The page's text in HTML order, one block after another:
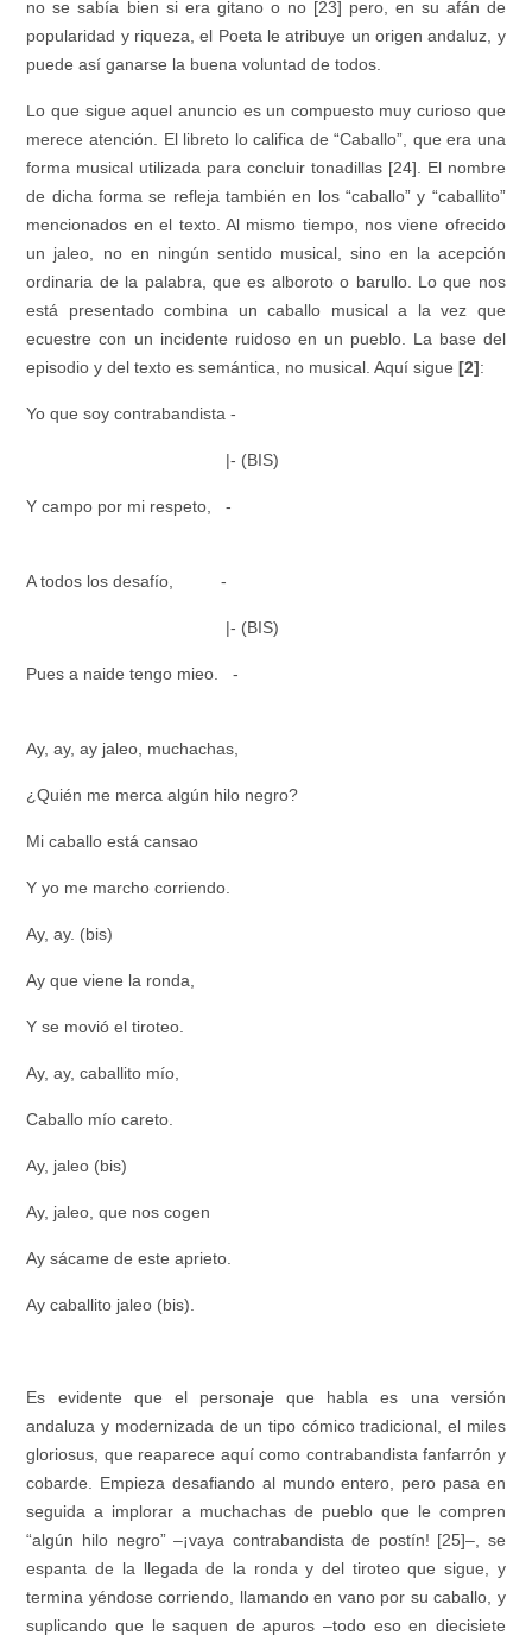
no se sabía bien si era gitano o no [23] pero, en su afán de
popularidad y riqueza, el Poeta le atribuye un origen andaluz, y
puede así ganarse la buena voluntad de todos.
Lo que sigue aquel anuncio es un compuesto muy curioso que
merece atención. El libreto lo califica de “Caballo”, que era una
forma musical utilizada para concluir tonadillas [24]. El nombre
de dicha forma se refleja también en los “caballo” y “caballito”
mencionados en el texto. Al mismo tiempo, nos viene ofrecido
un jaleo, no en ningún sentido musical, sino en la acepción
ordinaria de la palabra, que es alboroto o barullo. Lo que nos
está presentado combina un caballo musical a la vez que
ecuestre con un incidente ruidoso en un pueblo. La base del
episodio y del texto es semántica, no musical. Aquí sigue[2]:
Yo que soy contrabandista -
|- (BIS)
Y campo por mi respeto, -
A todos los desafío, -
|- (BIS)
Pues a naide tengo mieo. -
Ay, ay, ay jaleo, muchachas,
¿Quién me merca algún hilo negro?
Mi caballo está cansao
Y yo me marcho corriendo.
Ay, ay. (bis)
Ay que viene la ronda,
Y se movió el tiroteo.
Ay, ay, caballito mío,
Caballo mío careto.
Ay, jaleo (bis)
Ay, jaleo, que nos cogen
Ay sácame de este aprieto.
Ay caballito jaleo (bis).
Es evidente que el personaje que habla es una versión
andaluza y modernizada de un tipo cómico tradicional, el miles
gloriosus , que reaparece aquí como contrabandista fanfarrón y
cobarde. Empieza desafiando al mundo entero, pero pasa en
seguida a implorar a muchachas de pueblo que le compren
“algún hilo negro” –¡vaya contrabandista de postín! [25]–, se
espanta de la llegada de la ronda y del tiroteo que sigue, y
termina yéndose corriendo, llamando en vano por su caballo, y
suplicando que le saquen de apuros –todo eso en diecisiete